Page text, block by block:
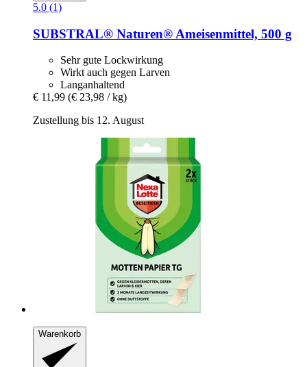
5.0 (1)
SUBSTRAL® Naturen® Ameisenmittel, 500 g
Sehr gute Lockwirkung
Wirkt auch gegen Larven
Langanhaltend
€ 11,99 (€ 23,98 / kg)
Zustellung bis 12. August
Warenkorb